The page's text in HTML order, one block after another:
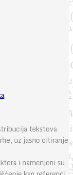
tekstova
uz jasno citiranje
i namenjeni su